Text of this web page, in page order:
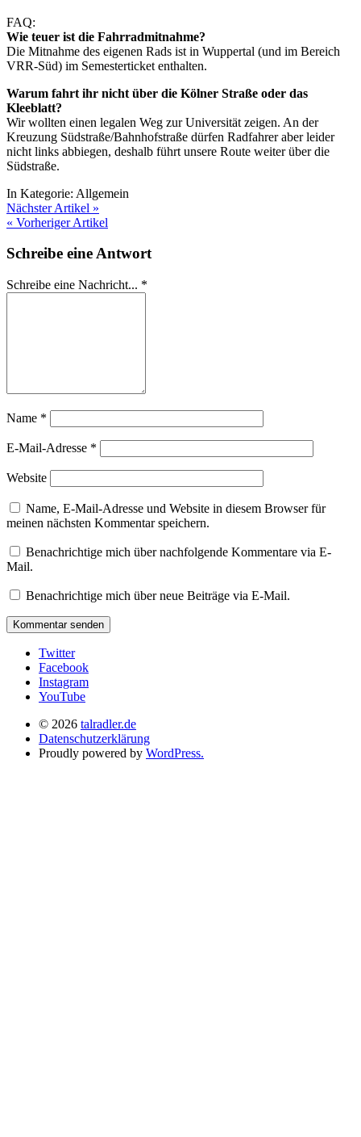
FAQ:
Wie teuer ist die Fahrradmitnahme?
Die Mitnahme des eigenen Rads ist in Wuppertal (und im Bereich
VRR-Süd) im Semesterticket enthalten.
Warum fahrt ihr nicht über die Kölner Straße oder das
Kleeblatt?
Wir wollten einen legalen Weg zur Universität zeigen. An der
Kreuzung Südstraße/Bahnhofstraße dürfen Radfahrer aber leider
nicht links abbiegen, deshalb führt unsere Route weiter über die
Südstraße.
In Kategorie: Allgemein
Nächster Artikel »
« Vorheriger Artikel
Schreibe eine Antwort
Schreibe eine Nachricht... *
Name *
E-Mail-Adresse *
Website
Name, E-Mail-Adresse und Website in diesem Browser für
meinen nächsten Kommentar speichern.
Benachrichtige mich über nachfolgende Kommentare via E-
Mail.
Benachrichtige mich über neue Beiträge via E-Mail.
Twitter
Facebook
Instagram
YouTube
© 2026 talradler.de
Datenschutzerklärung
Proudly powered by WordPress.